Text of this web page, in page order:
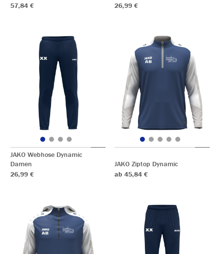
57,84 €
26,99 €
JAKO Webhose Dynamic
Damen
26,99 €
JAKO Ziptop Dynamic
ab 45,84 €